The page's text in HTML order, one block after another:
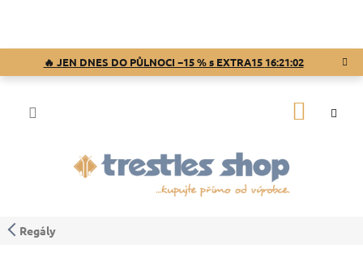
🔥 JEN DNES DO PŮLNOCI −15 % s EXTRA15 16:21:01
Regály